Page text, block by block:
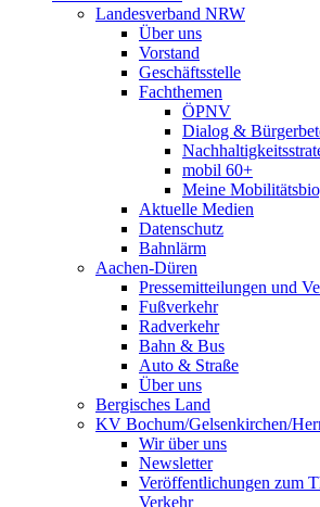
Landesverband NRW
Über uns
Vorstand
Geschäftsstelle
Fachthemen
ÖPNV
Dialog &
mobil 60+
Meine
Aktuelle Medien
Datenschutz
Bahnlärm
Aachen-Düren
Pressemitteilungen und
Fußverkehr
Radverkehr
Bahn & Bus
Auto & Straße
Über uns
Bergisches Land
KV Bochum/Gelsenkirchen/
Wir über uns
Newsletter
Veröffentlichungen zum
Verkehr